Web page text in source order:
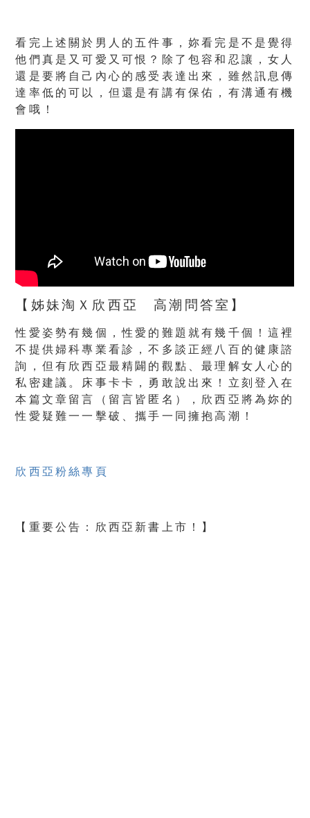
看完上述關於男人的五件事，妳看完是不是覺得
他們真是又可愛又可恨？除了包容和忍讓，女人
還是要將自己內心的感受表達出來，雖然訊息傳
達率低的可以，但還是有講有保佑，有溝通有機
會哦！
【姊妹淘Ｘ欣西亞 高潮問答室】
性愛姿勢有幾個，性愛的難題就有幾千個！這裡
不提供婦科專業看診，不多談正經八百的健康諮
詢，但有欣西亞最精闢的觀點、最理解女人心的
私密建議。床事卡卡，勇敢說出來！立刻登入在
本篇文章留言（留言皆匿名），欣西亞將為妳的
性愛疑難一一擊破、攜手一同擁抱高潮！
欣西亞粉絲專頁
【重要公告：欣西亞新書上市！】